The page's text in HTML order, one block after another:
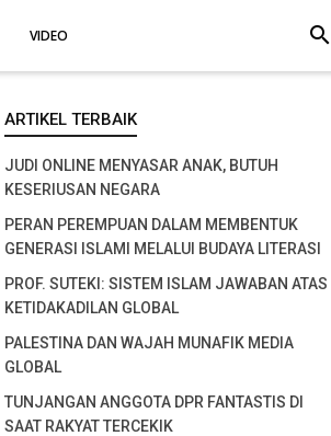
VIDEO search
ARTIKEL TERBAIK
JUDI ONLINE MENYASAR ANAK, BUTUH
KESERIUSAN NEGARA
PERAN PEREMPUAN DALAM MEMBENTUK
GENERASI ISLAMI MELALUI BUDAYA LITERASI
PROF. SUTEKI: SISTEM ISLAM JAWABAN ATAS
KETIDAKADILAN GLOBAL
PALESTINA DAN WAJAH MUNAFIK MEDIA
GLOBAL
TUNJANGAN ANGGOTA DPR FANTASTIS DI
SAAT RAKYAT TERCEKIK